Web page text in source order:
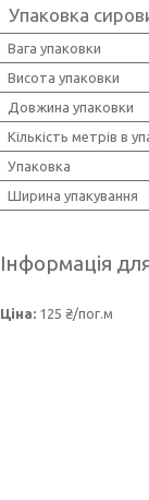
Упаковка
Вага упаковки
Висота упаковки
Довжина упаковки
Кількість метрів в
Упаковка
Ширина упакування
Інформація
Ціна: 125 ₴/пог.м